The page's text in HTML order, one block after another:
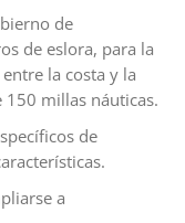
de
de eslora, para la
la costa y la
150 millas náuticas.
de
a